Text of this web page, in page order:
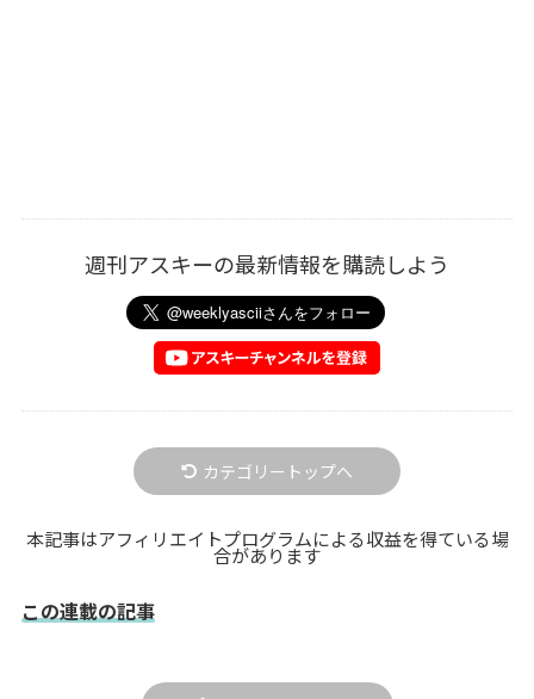
週刊アスキーの最新情報を購読しよう
カテゴリートップへ
本記事はアフィリエイトプログラムによる収益を得ている場
合があります
この連載の記事